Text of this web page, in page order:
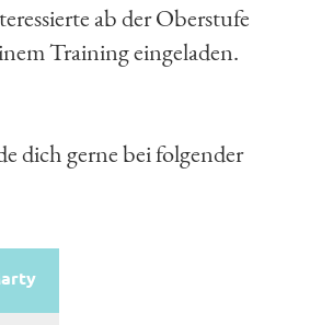
ab der Oberstufe
Training eingeladen.
dich gerne bei folgender